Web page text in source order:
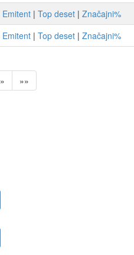
Emitent| Top deset| Značajni%
Emitent| Top deset| Značajni%
» »»